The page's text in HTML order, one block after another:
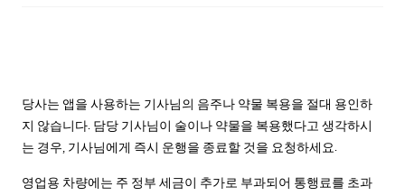
당사는 앱을 사용하는 기사님의 음주나 약물 복용을 절대 용인하
지 않습니다. 담당 기사님이 술이나 약물을 복용했다고 생각하시
는 경우, 기사님에게 즉시 운행을 종료할 것을 요청하세요.
영업용 차량에는 주 정부 세금이 추가로 부과되어 통행료를 초과